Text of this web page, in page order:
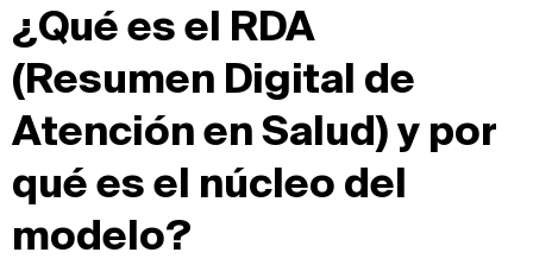
¿Qué es el RDA
(Resumen Digital de
Atención en Salud) y por
qué es el núcleo del
modelo?